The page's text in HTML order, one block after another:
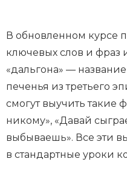
В обновленном курсе
ключевых слов и фраз
«дальгона» —
печенья из третьего
смогут выучить такие
никому», «Давай
выбываешь». Все эти
в стандартные уроки